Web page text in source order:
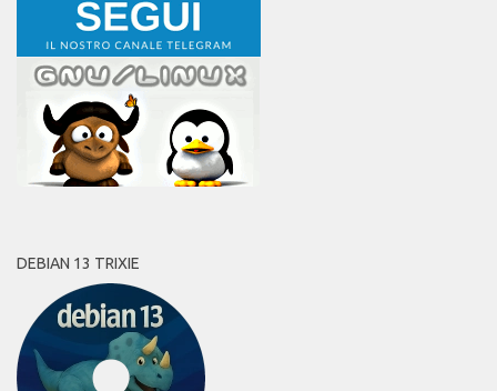
DEBIAN 13 TRIXIE